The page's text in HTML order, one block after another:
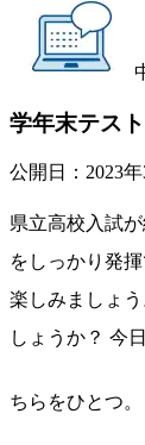
学年末テス
公開日： 2023
県立高校入試
をしっかり発
楽しみましょ
しょうか？ 今
ちらをひとつ